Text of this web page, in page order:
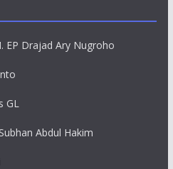
EP Drajad Ary Nugroho
GL
Abdul Hakim